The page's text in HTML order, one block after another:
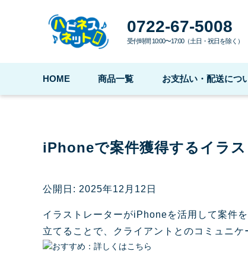
0722-67-5008
受付時間 10:00〜17:00（土日・祝日を除く）
HOME 商品一覧 お支払い・配送につ
iPhoneで案件獲得するイラ
公開日: 2025年12月12日
イラストレーターがiPhoneを活用して案件
立てることで、クライアントとのコミュニ